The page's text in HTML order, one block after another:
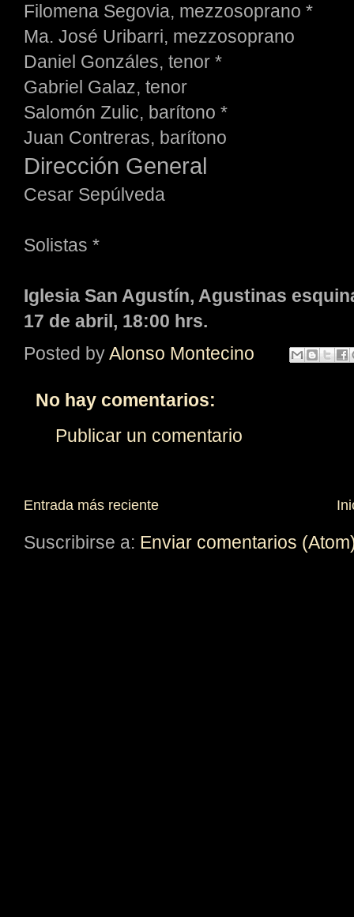
Filomena Segovia, mezzosoprano *
Ma. José Uribarri, mezzosoprano
Daniel Gonzáles, tenor *
Gabriel Galaz, tenor
Salomón Zulic, barítono *
Juan Contreras, barítono
Dirección General
Cesar Sepúlveda
Solistas *
Iglesia San Agustín, Agustinas
17 de abril, 18:00 hrs.
Posted byAlonso Montecino
No hay comentarios:
Publicar un comentario
Entrada más reciente
Suscribirse a: Enviar comentarios